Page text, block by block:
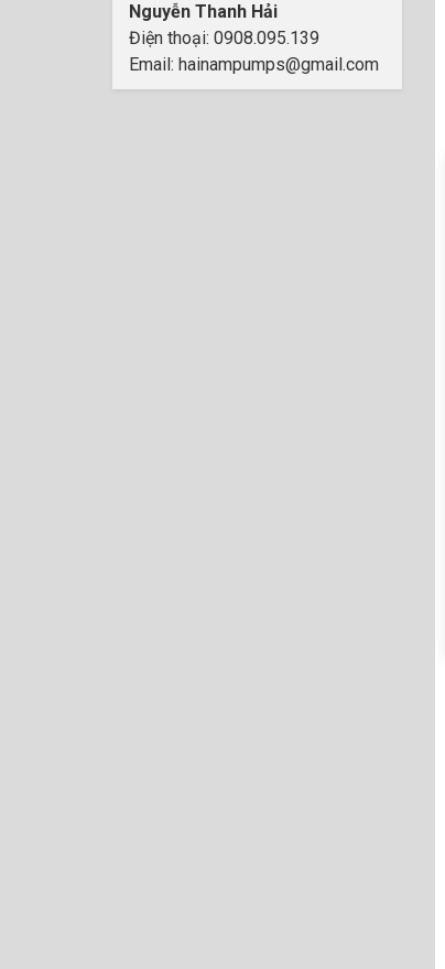
Nguyễn Thanh Hải
Điện thoại: 0908.095.139
Email: hainampumps@gmail.com